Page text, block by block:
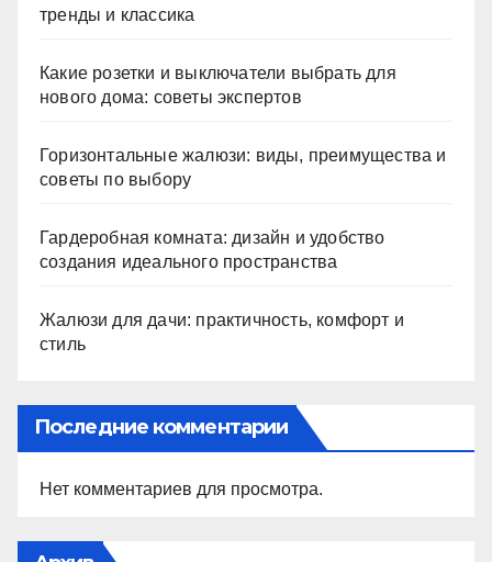
тренды и классика
Какие розетки и выключатели выбрать для
нового дома: советы экспертов
Горизонтальные жалюзи: виды, преимущества и
советы по выбору
Гардеробная комната: дизайн и удобство
создания идеального пространства
Жалюзи для дачи: практичность, комфорт и
стиль
Последние комментарии
Нет комментариев для просмотра.